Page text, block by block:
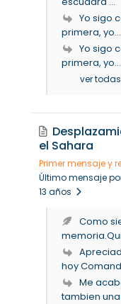
Yo sigo
primera, yo...
Yo sigo
primera, yo...
ver
el Sahara
Primer mensaje y
Último mensaje por
13 años
Como
hoy
Me
tambien una